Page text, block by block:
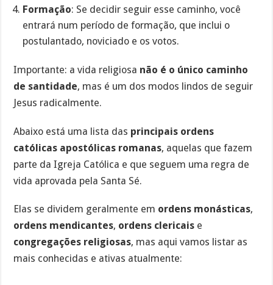
Formação: Se decidir seguir esse caminho, você
entrará num período de formação, que inclui o
postulantado, noviciado e os votos.
Importante: a vida religiosa não é o único caminho
de santidade, mas é um dos modos lindos de seguir
Jesus radicalmente.
Abaixo está uma lista das principais ordens
católicas apostólicas romanas, aquelas que fazem
parte da Igreja Católica e que seguem uma regra de
vida aprovada pela Santa Sé.
Elas se dividem geralmente em ordens monásticas,
ordens mendicantes, ordens clericais e
congregações religiosas, mas aqui vamos listar as
mais conhecidas e ativas atualmente: